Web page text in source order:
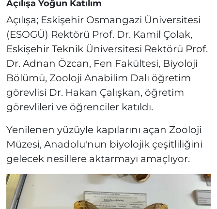
Açılışa Yoğun Katılım
Açılışa; Eskişehir Osmangazi Üniversitesi
(ESOGÜ) Rektörü Prof. Dr. Kamil Çolak,
Eskişehir Teknik Üniversitesi Rektörü Prof.
Dr. Adnan Özcan, Fen Fakültesi, Biyoloji
Bölümü, Zooloji Anabilim Dalı öğretim
görevlisi Dr. Hakan Çalışkan, öğretim
görevlileri ve öğrenciler katıldı.
Yenilenen yüzüyle kapılarını açan Zooloji
Müzesi, Anadolu'nun biyolojik çeşitliliğini
gelecek nesillere aktarmayı amaçlıyor.